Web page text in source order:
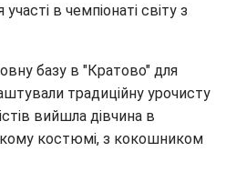
в чемпіонаті світу з
базу в "Кратово" для
традиційну урочисту
вийшла дівчина в
костюмі, з кокошником